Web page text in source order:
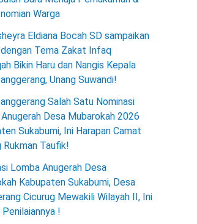
Warga
Eldiana Bocah SD sampaikan
Tema Zakat Infaq
Bikin Haru dan Nangis Kepala
Unang Suwandi!
Salah Satu Nominasi
Desa Mubarokah 2026
Sukabumi, Ini Harapan Camat
Rukman Taufik!
Lomba Anugerah Desa
Kabupaten Sukabumi, Desa
Cicurug Mewakili Wilayah II, Ini
!